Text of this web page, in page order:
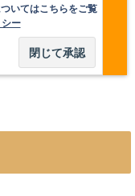
いてはこちらをご覧
ー